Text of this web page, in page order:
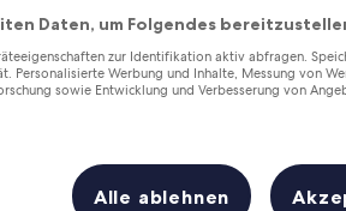
Daten, um Folgendes
zur Identifikation aktiv abfragen.
Personalisierte Werbung und Inhalte, Messung von
sowie Entwicklung und Verbesserung von
Alle ablehnen